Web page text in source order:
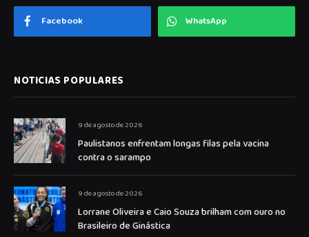
Facebook WhatsApp
NOTICIAS POPULARES
9 de agosto de 2026
Paulistanos enfrentam longas filas pela vacina
contra o sarampo
9 de agosto de 2026
Lorrane Oliveira e Caio Souza brilham com ouro no
Brasileiro de Ginástica